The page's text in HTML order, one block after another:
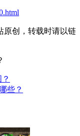
原创，转载时请以链
些？